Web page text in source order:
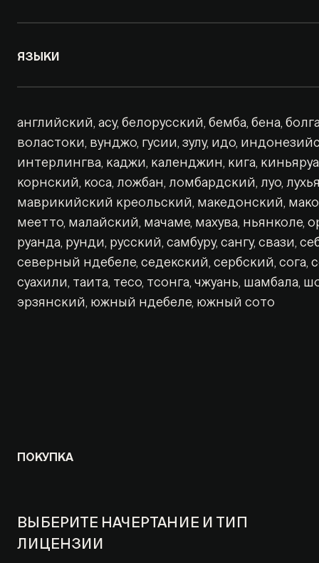
ЯЗЫКИ
английский, асу, белорусский, бемба, бена,
воластоки, вунджо, гусии, зулу, идо,
интерлингва, каджи, календжин, кига,
корнский, коса, ложбан, ломбардский, луо,
маврикийский креольский, македонский,
меетто, малайский, мачаме, махува, ньянколе,
руанда, рунди, русский, самбуру, сангу, свази,
северный ндебеле, седекский, сербский, сога,
суахили, таита, тесо, тсонга, чжуань, шамбала,
эрзянский, южный ндебеле, южный сото
ПОКУПКА
ВЫБЕРИТЕ НАЧЕРТАНИЕ И ТИП
ЛИЦЕНЗИИ